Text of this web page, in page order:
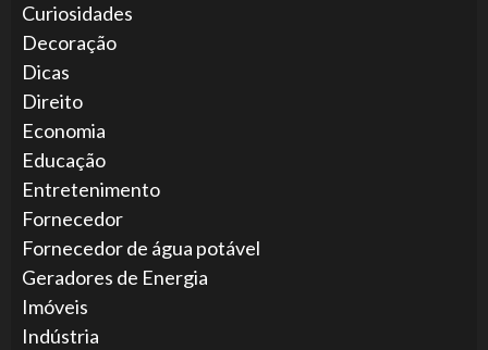
Curiosidades
Decoração
Dicas
Direito
Economia
Educação
Entretenimento
Fornecedor
Fornecedor de água potável
Geradores de Energia
Imóveis
Indústria